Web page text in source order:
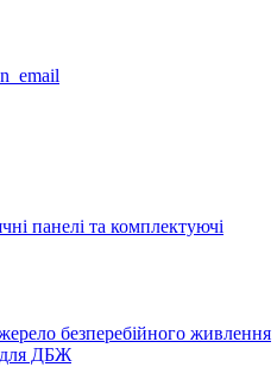
панелі та комплектуючі
безперебійного живлення
ДБЖ